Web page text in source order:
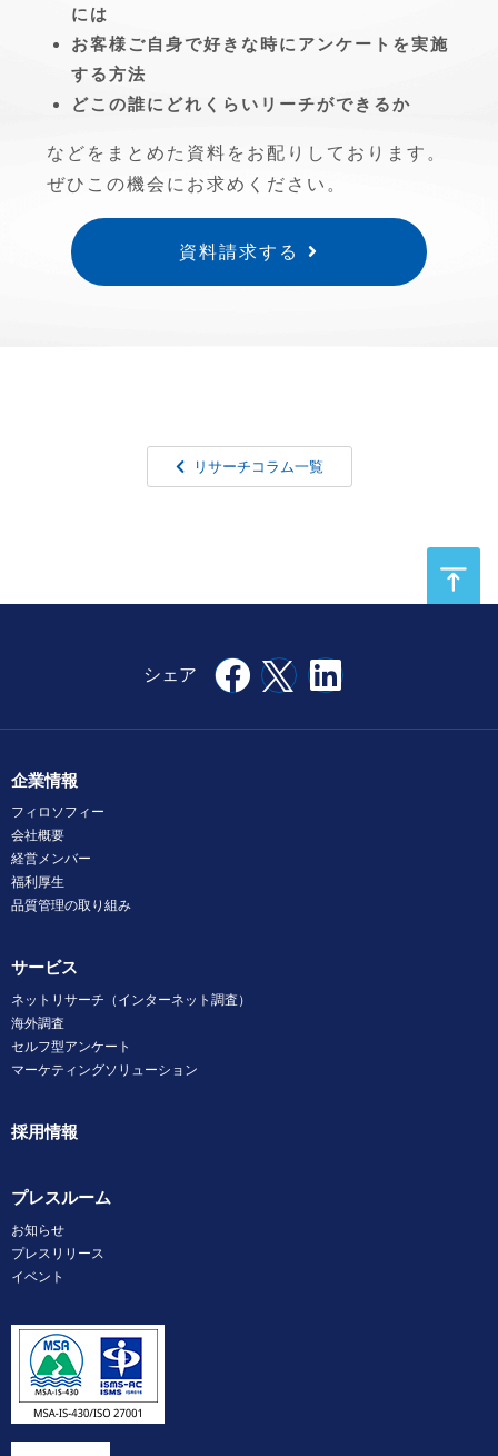
には
お客様ご自身で好きな時にアンケートを実施
する方法
どこの誰にどれくらいリーチができるか
などをまとめた資料をお配りしております。
ぜひこの機会にお求めください。
資料請求する
リサーチコラム一覧
企業情報
フィロソフィー
会社概要
経営メンバー
福利厚生
品質管理の取り組み
サービス
ネットリサーチ（インターネット調査）
海外調査
セルフ型アンケート
マーケティングソリューション
採用情報
プレスルーム
お知らせ
プレスリリース
イベント